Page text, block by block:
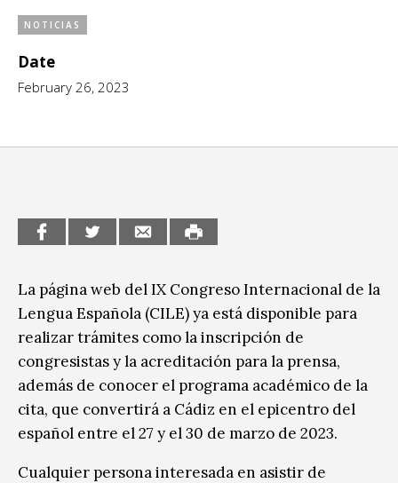
CCE en el interior/libros
Espacio itinerante de lectura infantil
Exposiciones
Formación
Infantil y Juvenil
Medio Ambiente
Sin categoría
NOTICIAS
Date
February 26, 2023
La página web del IX Congreso Internacional de la
Lengua Española (CILE) ya está disponible para
realizar trámites como la inscripción de
congresistas y la acreditación para la prensa,
además de conocer el programa académico de la
cita, que convertirá a Cádiz en el epicentro del
español entre el 27 y el 30 de marzo de 2023.
Cualquier persona interesada en asistir de